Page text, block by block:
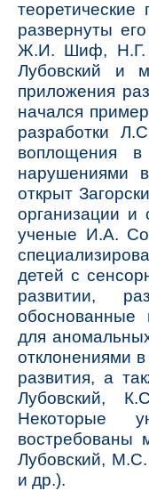
развернуты
Ж.И. Шиф, Н.Г.
Лубовский и
приложения
начался
разработки
воплощения
нарушениями
открыт
организации и
ученые И.А.
детей с
развитии,
обоснованные
для
отклонениями в
развития, а
Лубовский,
Некоторые
востребованы
Лубовский,
и др.).